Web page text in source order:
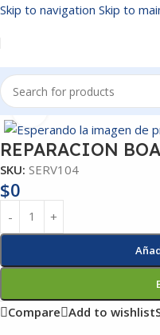
Skip to navigation Skip to
Inicio/SERVICIOS
Click to enlarge
REPARACION
SKU: SERV104
$0
Compare Add to wishlist